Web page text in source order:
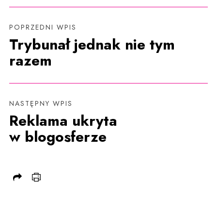
POPRZEDNI WPIS
Trybunał jednak nie tym
razem
NASTĘPNY WPIS
Reklama ukryta
w blogosferze